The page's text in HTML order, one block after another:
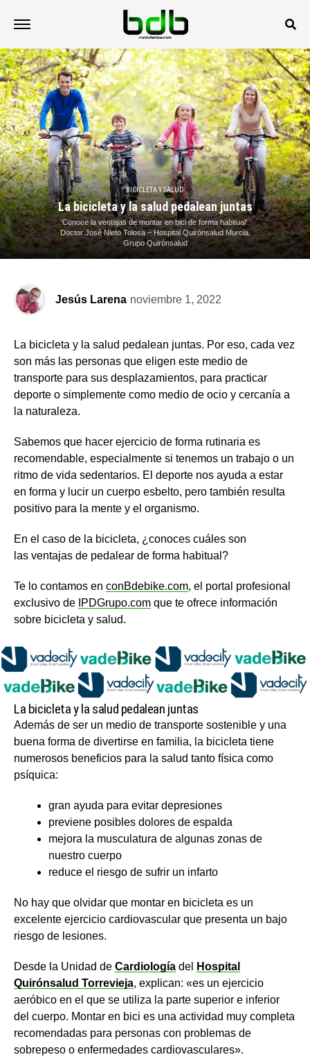
BICICLETA Y SALUD
La bicicleta y la salud pedalean juntas
‘Conoce la ventajas de montar en bici de forma habitual’.
Doctor José Nieto Tolosa – Hospital Quirónsalud Murcia.
Grupo Quirónsalud
Jesús Larena noviembre 1, 2022
La bicicleta y la salud pedalean juntas. Por eso, cada vez
son más las personas que eligen este medio de
transporte para sus desplazamientos, para practicar
deporte o simplemente como medio de ocio y cercanía a
la naturaleza.
Sabemos que hacer ejercicio de forma rutinaria es
recomendable, especialmente si tenemos un trabajo o un
ritmo de vida sedentarios. El deporte nos ayuda a estar
en forma y lucir un cuerpo esbelto, pero también resulta
positivo para la mente y el organismo.
En el caso de la bicicleta, ¿conoces cuáles son
las ventajas de pedalear de forma habitual?
Te lo contamos en conBdebike.com, el portal profesional
exclusivo de IPDGrupo.com que te ofrece información
sobre bicicleta y salud.
La bicicleta y la salud pedalean juntas
Además de ser un medio de transporte sostenible y una
buena forma de divertirse en familia, la bicicleta tiene
numerosos beneficios para la salud tanto física como
psíquica:
gran ayuda para evitar depresiones
previene posibles dolores de espalda
mejora la musculatura de algunas zonas de
nuestro cuerpo
reduce el riesgo de sufrir un infarto
No hay que olvidar que montar en bicicleta es un
excelente ejercicio cardiovascular que presenta un bajo
riesgo de lesiones.
Desde la Unidad de Cardiología del
Hospital
Quirónsalud Torrevieja, explican: «es un ejercicio
aeróbico en el que se utiliza la parte superior e inferior
del cuerpo. Montar en bici es una actividad muy completa
recomendadas para personas con problemas de
sobrepeso o enfermedades cardiovasculares».